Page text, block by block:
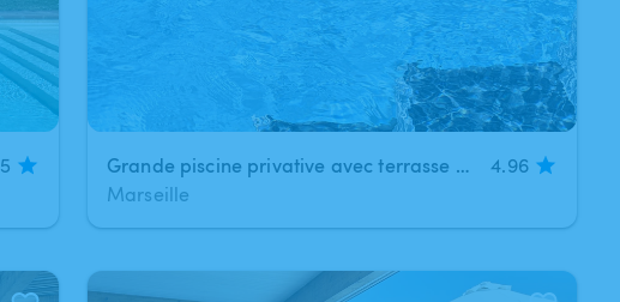
5
Grande piscine privative avec terrasse et salon de jardin au calme
4.96
Marseille